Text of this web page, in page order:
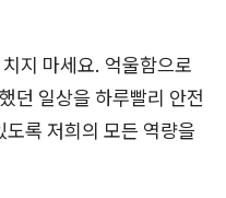
지 마세요. 억울함으로
던 일상을 하루빨리 안전
록 저희의 모든 역량을